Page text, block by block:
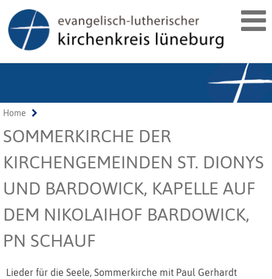
Home
SOMMERKIRCHE DER
KIRCHENGEMEINDEN ST. DIONYS
UND BARDOWICK, KAPELLE AUF
DEM NIKOLAIHOF BARDOWICK,
PN SCHAUF
Lieder für die Seele, Sommerkirche mit Paul Gerhardt